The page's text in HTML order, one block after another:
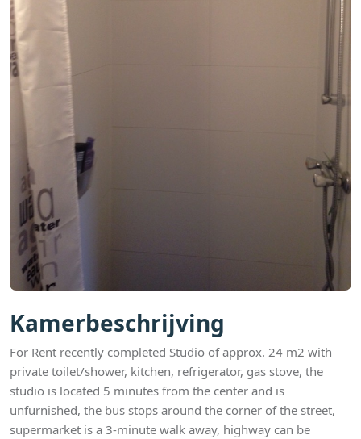
Kamerbeschrijving
For Rent recently completed Studio of approx. 24 m2 with
private toilet/shower, kitchen, refrigerator, gas stove, the
studio is located 5 minutes from the center and is
unfurnished, the bus stops around the corner of the street,
supermarket is a 3-minute walk away, highway can be